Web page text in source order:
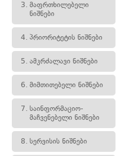
3. მაფრთხილებელი
ნიშნები
4. პრიორიტეტის ნიშნები
5. ამკრძალავი ნიშნები
6. მიმთითებელი ნიშნები
7. საინფორმაციო-
მაჩვენებელი ნიშნები
8. სერვისის ნიშნები